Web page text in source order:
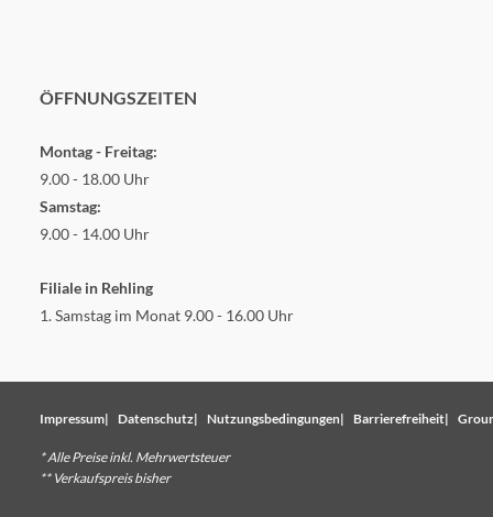
ÖFFNUNGSZEITEN
Montag - Freitag:
9.00 - 18.00 Uhr
Samstag:
9.00 - 14.00 Uhr
Filiale in Rehling
1. Samstag im Monat 9.00 - 16.00 Uhr
Impressum Datenschutz Nutzungsbedingungen Barrierefreiheit
* Alle Preise inkl. Mehrwertsteuer
** Verkaufspreis bisher